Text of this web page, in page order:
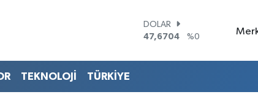
DOLAR
47,6704
%0
55,0406
%-0.08
TEKNOLOJİ TÜRKİYE